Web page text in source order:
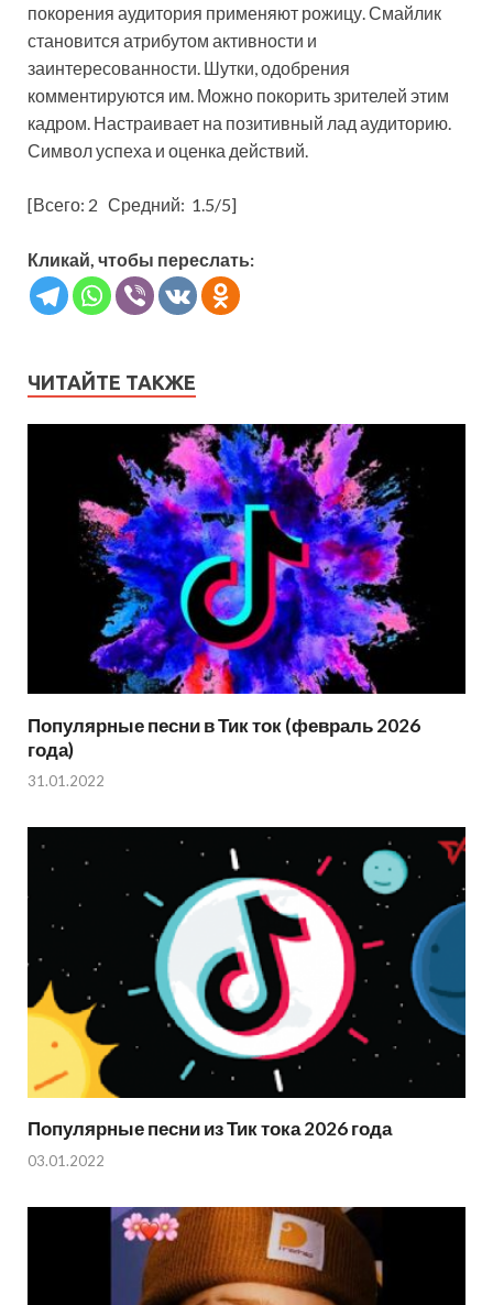
покорения аудитория применяют рожицу. Смайлик
становится атрибутом активности и
заинтересованности. Шутки, одобрения
комментируются им. Можно покорить зрителей этим
кадром. Настраивает на позитивный лад аудиторию.
Символ успеха и оценка действий.
[Всего: 2 Средний: 1.5/5]
Кликай, чтобы переслать:
ЧИТАЙТЕ ТАКЖЕ
Популярные песни в Тик ток (февраль 2026
года)
31.01.2022
Популярные песни из Тик тока 2026 года
03.01.2022